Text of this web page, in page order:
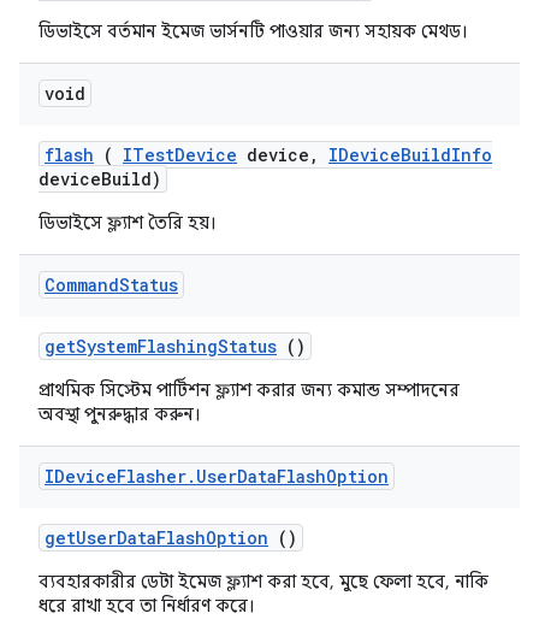
ডিভাইসে বর্তমান ইমেজ ভার্সনটি পাওয়ার জন্য সহায়ক মেথড।
void
flash ( ITestDevice device , IDeviceBuildInfo
deviceBuild)
ডিভাইসে ফ্ল্যাশ তৈরি হয়।
CommandStatus
getSystemFlashingStatus ()
প্রাথমিক সিস্টেম পার্টিশন ফ্ল্যাশ করার জন্য কমান্ড সম্পাদনের
অবস্থা পুনরুদ্ধার করুন।
IDeviceFlasher. UserDataFlashOption
getUserDataFlashOption ()
ব্যবহারকারীর ডেটা ইমেজ ফ্ল্যাশ করা হবে, মুছে ফেলা হবে, নাকি
ধরে রাখা হবে তা নির্ধারণ করে।